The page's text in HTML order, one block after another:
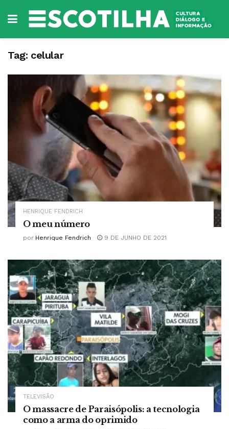
Tag: celular
HENRIQUE FENDRICH
O meu número
por Henrique Fendrich 9 DE JUNHO DE 2021
TELEVISÃO
O massacre de Paraisópolis: a tecnologia
como a arma do oprimido